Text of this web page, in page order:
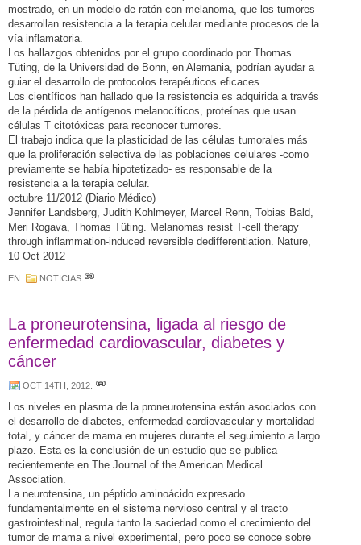
mostrado, en un modelo de ratón con melanoma, que los tumores
desarrollan resistencia a la terapia celular mediante procesos de la
vía inflamatoria.
Los hallazgos obtenidos por el grupo coordinado por Thomas
Tüting, de la Universidad de Bonn, en Alemania, podrían ayudar a
guiar el desarrollo de protocolos terapéuticos eficaces.
Los científicos han hallado que la resistencia es adquirida a través
de la pérdida de antígenos melanocíticos, proteínas que usan
células T citotóxicas para reconocer tumores.
El trabajo indica que la plasticidad de las células tumorales más
que la proliferación selectiva de las poblaciones celulares -como
previamente se había hipotetizado- es responsable de la
resistencia a la terapia celular.
octubre 11/2012 (Diario Médico)
Jennifer Landsberg, Judith Kohlmeyer, Marcel Renn, Tobias Bald,
Meri Rogava, Thomas Tüting. Melanomas resist T-cell therapy
through inflammation-induced reversible dedifferentiation. Nature,
10 Oct 2012
EN: NOTICIAS
La proneurotensina, ligada al riesgo de
enfermedad cardiovascular, diabetes y
cáncer
OCT 14TH, 2012
Los niveles en plasma de la proneurotensina están asociados con
el desarrollo de diabetes, enfermedad cardiovascular y mortalidad
total, y cáncer de mama en mujeres durante el seguimiento a largo
plazo. Esta es la conclusión de un estudio que se publica
recientemente en The Journal of the American Medical
Association.
La neurotensina, un péptido aminoácido expresado
fundamentalmente en el sistema nervioso central y el tracto
gastrointestinal, regula tanto la saciedad como el crecimiento del
tumor de mama a nivel experimental, pero poco se conoce sobre